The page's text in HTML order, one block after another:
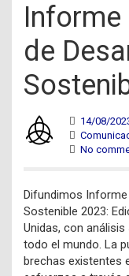
Informe
de
14/08/
No
Difundimos
Sostenible 2023:
Unidas, con
todo el mundo. La
brechas existentes